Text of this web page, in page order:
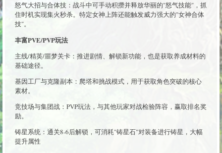
怒气大招与合体技：战斗中可手动积攒并释放华丽的"怒气技能"，抓
住时机实现集火秒杀。特定女神上阵还能触发威力强大的"女神合体
技"。
丰富PVE/PVP玩法
主线/精英/噩梦关卡：推进剧情、解锁新功能，也是获取养成材料的
基础途径。
基因工厂与克隆副本：爬塔和挑战模式，用于获取角色突破的核心
素材。
竞技场与集团战：PVP玩法，与其他玩家对战检验阵容，赢取排名奖
励。
铸星系统：通关8-6后解锁，可消耗"铸星石"对装备进行铸星，大幅
提升属性